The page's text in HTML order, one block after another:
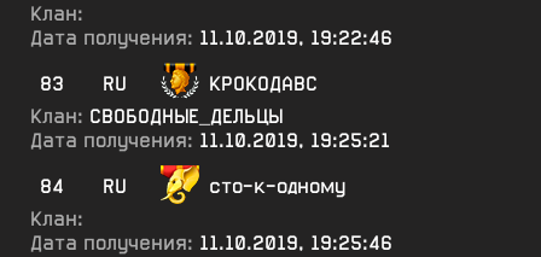
Клан:
Дата получения: 11.10.2019, 19:22:46
83
RU
КРОКОДАВС
Клан: СВОБОДНЫЕ_ДЕЛЬЦЫ
Дата получения: 11.10.2019, 19:25:21
84
RU
сто-к-одному
Клан:
Дата получения: 11.10.2019, 19:25:46